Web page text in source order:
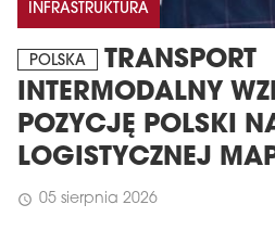
INFRASTRUKTURA
POLSKA
TRANSPORT
INTERMODALNY
POZYCJĘ POLSKI
LOGISTYCZNEJ
schedule 05 sierpnia 2026